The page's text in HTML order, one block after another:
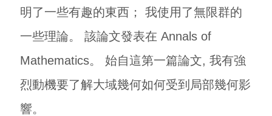
明了一些有趣的東西； 我使用了無限群的
一些理論。 該論文發表在 Annals of
Mathematics。 始自這第一篇論文, 我有強
烈動機要了解大域幾何如何受到局部幾何影
響。